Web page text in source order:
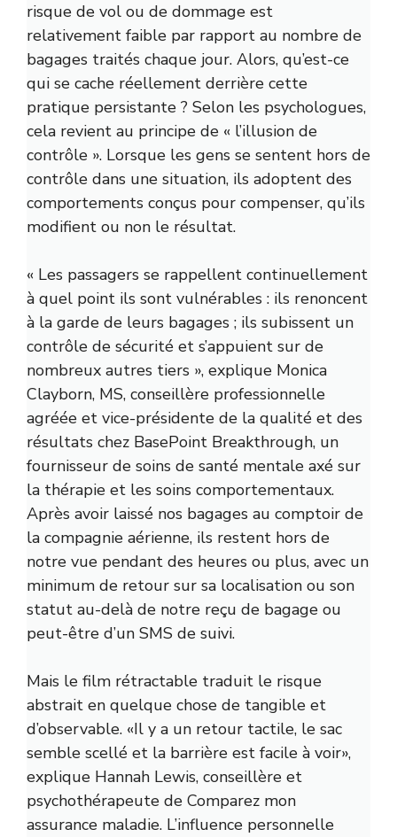
risque de vol ou de dommage est
relativement faible par rapport au nombre de
bagages traités chaque jour. Alors, qu’est-ce
qui se cache réellement derrière cette
pratique persistante ? Selon les psychologues,
cela revient au principe de « l’illusion de
contrôle ». Lorsque les gens se sentent hors de
contrôle dans une situation, ils adoptent des
comportements conçus pour compenser, qu’ils
modifient ou non le résultat.
« Les passagers se rappellent continuellement
à quel point ils sont vulnérables : ils renoncent
à la garde de leurs bagages ; ils subissent un
contrôle de sécurité et s’appuient sur de
nombreux autres tiers », explique Monica
Clayborn, MS, conseillère professionnelle
agréée et vice-présidente de la qualité et des
résultats chez BasePoint Breakthrough, un
fournisseur de soins de santé mentale axé sur
la thérapie et les soins comportementaux.
Après avoir laissé nos bagages au comptoir de
la compagnie aérienne, ils restent hors de
notre vue pendant des heures ou plus, avec un
minimum de retour sur sa localisation ou son
statut au-delà de notre reçu de bagage ou
peut-être d’un SMS de suivi.
Mais le film rétractable traduit le risque
abstrait en quelque chose de tangible et
d’observable. «Il y a un retour tactile, le sac
semble scellé et la barrière est facile à voir»,
explique Hannah Lewis, conseillère et
psychothérapeute de Comparez mon
assurance maladie. L’influence personnelle